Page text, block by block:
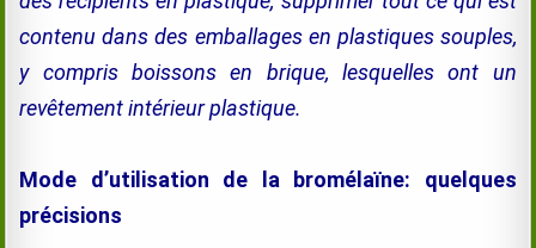
contenu dans des emballages en plastiques souples,
y compris boissons en brique, lesquelles ont un
revêtement intérieur plastique.
Mode d’utilisation de la bromélaïne: quelques
précisions